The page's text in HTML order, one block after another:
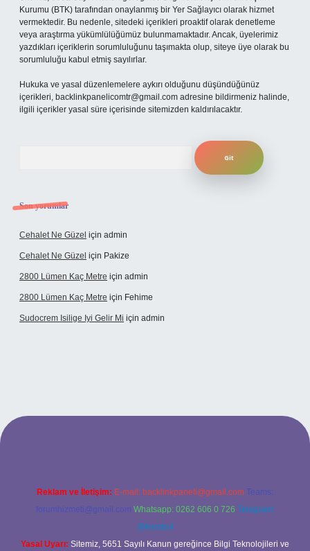
Kurumu (BTK) tarafından onaylanmış bir Yer Sağlayıcı olarak hizmet
vermektedir. Bu nedenle, sitedeki içerikleri proaktif olarak denetleme
veya araştırma yükümlülüğümüz bulunmamaktadır. Ancak, üyelerimiz
yazdıkları içeriklerin sorumluluğunu taşımakta olup, siteye üye olarak bu
sorumluluğu kabul etmiş sayılırlar.
Hukuka ve yasal düzenlemelere aykırı olduğunu düşündüğünüz
içerikleri, backlinkpanelicomtr@gmail.com adresine bildirmeniz halinde,
ilgili içerikler yasal süre içerisinde sitemizden kaldırılacaktır.
Son yorumlar
Cehalet Ne Güzel için admin
Cehalet Ne Güzel için Pakize
2800 Lümen Kaç Metre için admin
2800 Lümen Kaç Metre için Fehime
Sudocrem Isilige Iyi Gelir Mi için admin
opera bet giriş
Reklam ve İletişim: E-mail: backlinkpaneli@gmail.com Teams:
forumhizmeti@gmail.com Whatsapp: 0262 606 0 726 Telegram:
@karabul
Yasal Uyarı: Sitemiz, 5651 Sayılı Kanun gereğince Bilgi Teknolojileri ve